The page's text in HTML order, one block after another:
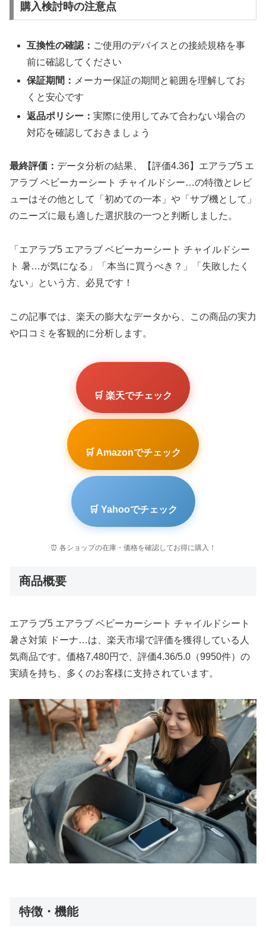
購入検討時の注意点
互換性の確認： ご使用のデバイスとの接続規格を事
前に確認してください
保証期間： メーカー保証の期間と範囲を理解してお
くと安心です
返品ポリシー：実際に使用してみて合わない場合の
対応を確認しておきましょう
最終評価： データ分析の結果、【評価4.36】エアラブ5 エ
アラブ ベビーカーシート チャイルドシー…の特徴とレビ
ューはその他として「初めての一本」や「サブ機として」
のニーズに最も適した選択肢の一つと判断しました。
「エアラブ5 エアラブ ベビーカーシート チャイルドシー
ト 暑…が気になる」「本当に買うべき？」「失敗したく
ない」という方、必見です！
この記事では、楽天の膨大なデータから、この商品の実力
や口コミを客観的に分析します。
🛒 楽天でチェック
🛒 Amazonでチェック
🛒 Yahooでチェック
⏰ 各ショップの在庫・価格を確認してお得に購入！
商品概要
エアラブ5 エアラブ ベビーカーシート チャイルドシート
暑さ対策 ドーナ…は、楽天市場で評価を獲得している人
気商品です。価格7,480円で、評価4.36/5.0（9950件）の
実績を持ち、多くのお客様に支持されています。
特徴・機能